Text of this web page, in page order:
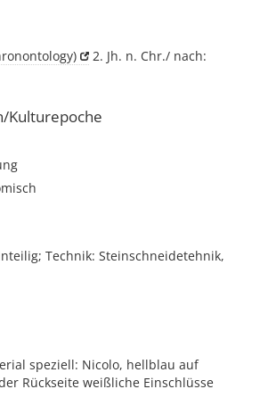
2. Jh. n. Chr./ nach:
Kulturepoche
Technik: Steinschneidetehnik,
speziell: Nicolo, hellblau auf
Rückseite weißliche Einschlüsse